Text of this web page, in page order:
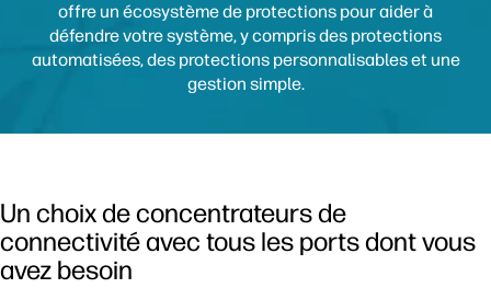
offre un écosystème de protections pour aider à
défendre votre système, y compris des protections
automatisées, des protections personnalisables et une
gestion simple.
Un choix de concentrateurs de
connectivité avec tous les ports dont vous
avez besoin